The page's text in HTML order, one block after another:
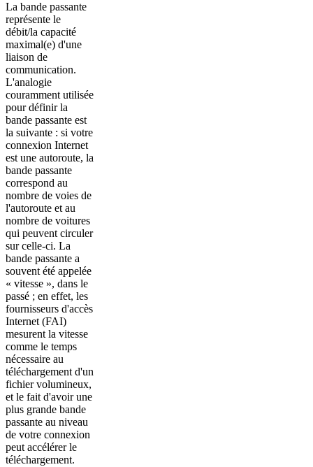
La bande passante
représente le
débit/la capacité
maximal(e) d'une
liaison de
communication.
L'analogie
couramment utilisée
pour définir la
bande passante est
la suivante : si votre
connexion Internet
est une autoroute, la
bande passante
correspond au
nombre de voies de
l'autoroute et au
nombre de voitures
qui peuvent circuler
sur celle-ci. La
bande passante a
souvent été appelée
« vitesse », dans le
passé ; en effet, les
fournisseurs d'accès
Internet (FAI)
mesurent la vitesse
comme le temps
nécessaire au
téléchargement d'un
fichier volumineux,
et le fait d'avoir une
plus grande bande
passante au niveau
de votre connexion
peut accélérer le
téléchargement.